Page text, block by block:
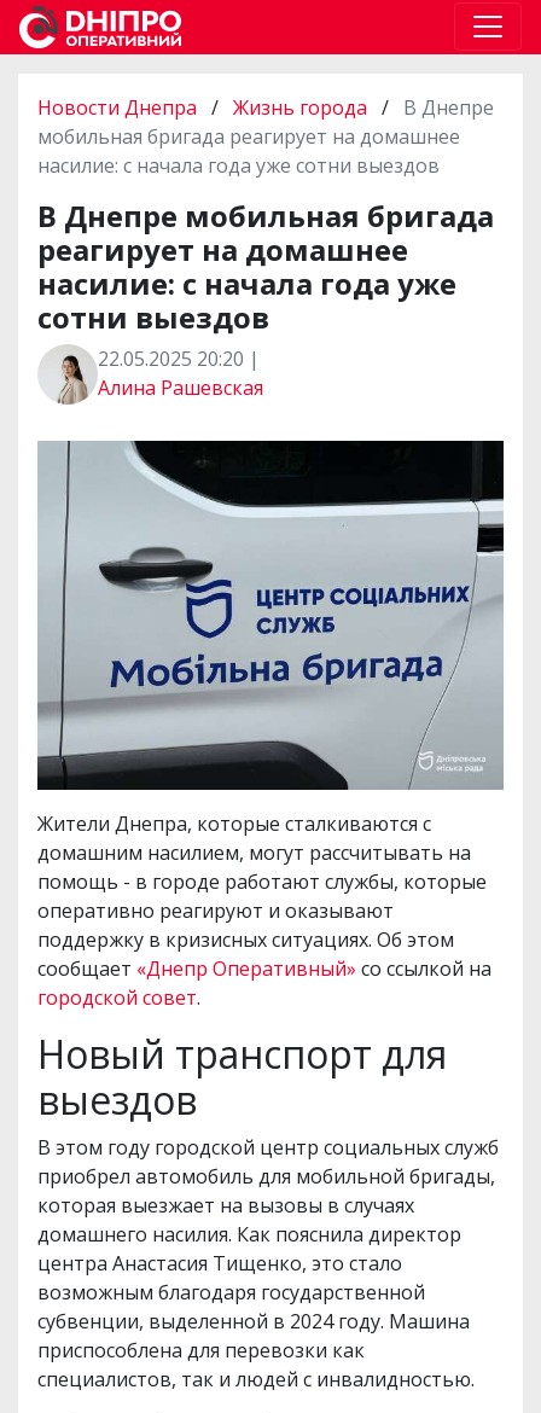
Новости Днепра / Жизнь города / В Днепре
мобильная бригада реагирует на домашнее
насилие: с начала года уже сотни выездов
В Днепре мобильная бригада
реагирует на домашнее
насилие: с начала года уже
сотни выездов
22.05.2025 20:20 |
Алина Рашевская
Жители Днепра, которые сталкиваются с
домашним насилием, могут рассчитывать на
помощь - в городе работают службы, которые
оперативно реагируют и оказывают
поддержку в кризисных ситуациях. Об этом
сообщает «Днепр Оперативный» со ссылкой на
городской совет.
Новый транспорт для
выездов
В этом году городской центр социальных служб
приобрел автомобиль для мобильной бригады,
которая выезжает на вызовы в случаях
домашнего насилия. Как пояснила директор
центра Анастасия Тищенко, это стало
возможным благодаря государственной
субвенции, выделенной в 2024 году. Машина
приспособлена для перевозки как
специалистов, так и людей с инвалидностью.